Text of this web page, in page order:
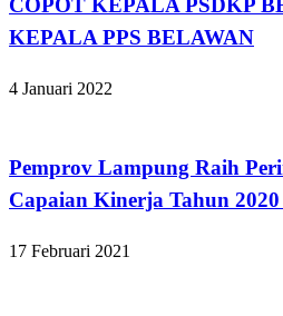
COPOT KEPALA PSDKP
KEPALA PPS BELAWAN
4 Januari 2022
Pemprov Lampung Raih
Capaian Kinerja Tahun
17 Februari 2021